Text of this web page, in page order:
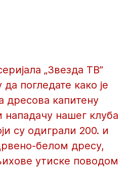
„Звезда ТВ”
погледате како је
дресова капитену
нападачу нашег клуба
су одиграли 200. и
белом дресу,
утиске поводом